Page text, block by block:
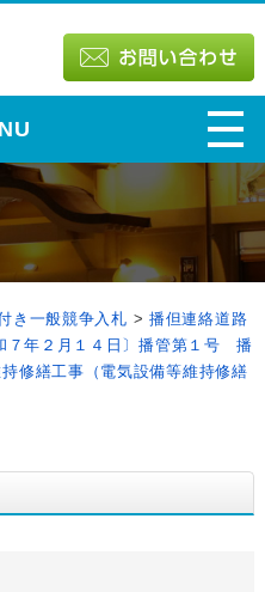
き一般競争入札 > 播但連絡道路
７年２月１４日〕播管第１号 播
修繕工事（電気設備等維持修繕